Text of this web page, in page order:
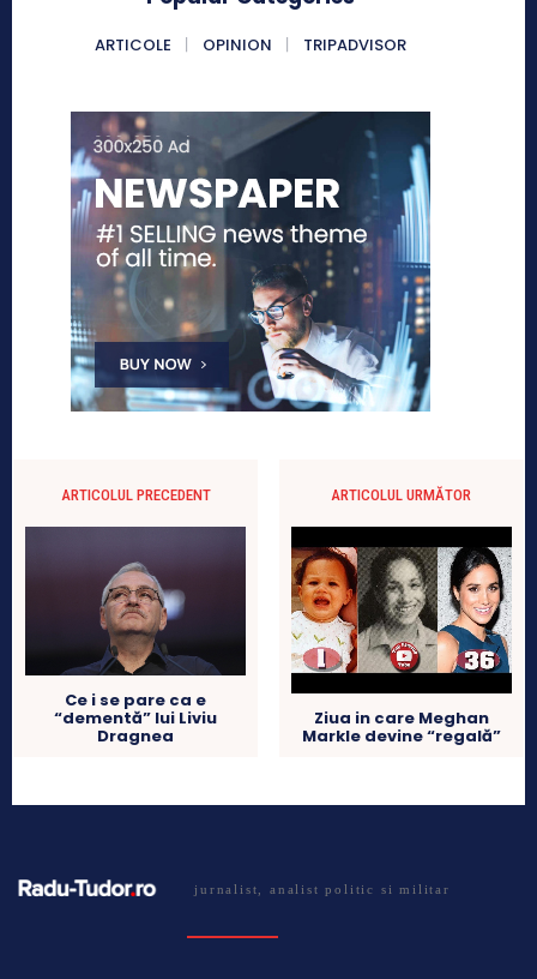
ARTICOLE OPINION TRIPADVISOR
ARTICOLUL PRECEDENT
Ce i se pare ca e
“dementă” lui Liviu
Dragnea
ARTICOLUL URMĂTOR
Ziua in care Meghan
Markle devine “regală”
jurnalist, analist politic si militar